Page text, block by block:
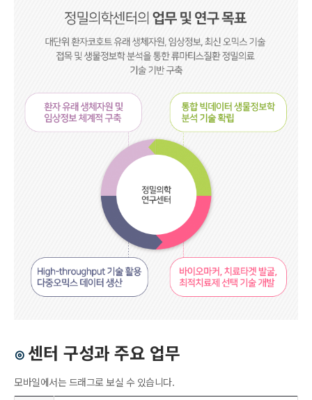
⊙ 센터 구성과 주요 업무
모바일에서는 드래그로 보실 수 있습니다.